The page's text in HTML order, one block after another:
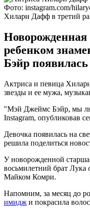
Фото: instagram.com/
Хилари Дафф в третий
Новорожденная
ребенком
Бэйр
Актриса и певица
звезды и ее мужа,
"Мэй Джеймс Бэйр, мы
Instagram, опубликовав
Девочка появилась на
решила поделиться
У новорожденной
восьмилетний брат Лука
Майком Комри.
Напомним, за месяц до
имидж и покрасила